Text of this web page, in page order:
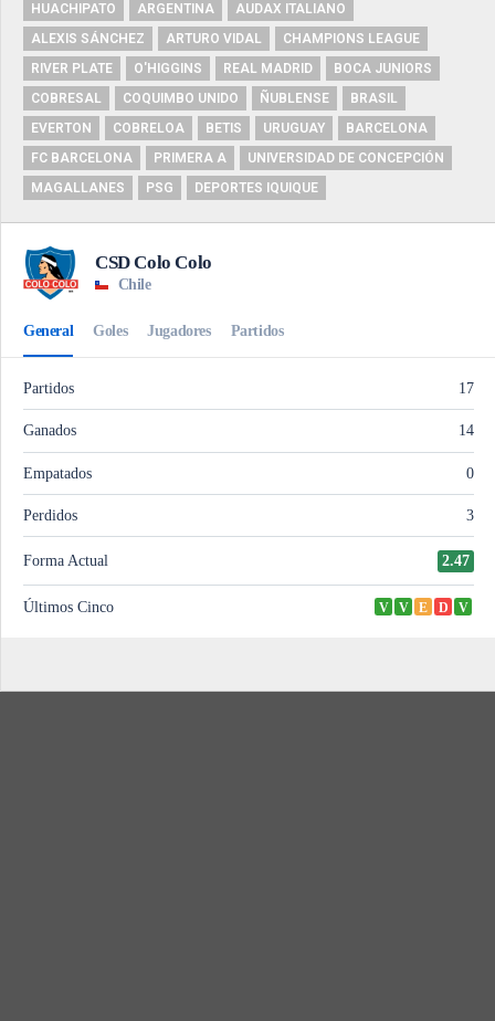
HUACHIPATO
ARGENTINA
AUDAX ITALIANO
ALEXIS SÁNCHEZ
ARTURO VIDAL
CHAMPIONS LEAGUE
RIVER PLATE
O'HIGGINS REAL MADRID
BOCA JUNIORS
COBRESAL
COQUIMBO UNIDO ÑUBLENSE
BRASIL
EVERTON
COBRELOA BETIS URUGUAY
BARCELONA
FC BARCELONA
PRIMERA A
UNIVERSIDAD DE CONCEPCIÓN
MAGALLANES
PSG DEPORTES IQUIQUE